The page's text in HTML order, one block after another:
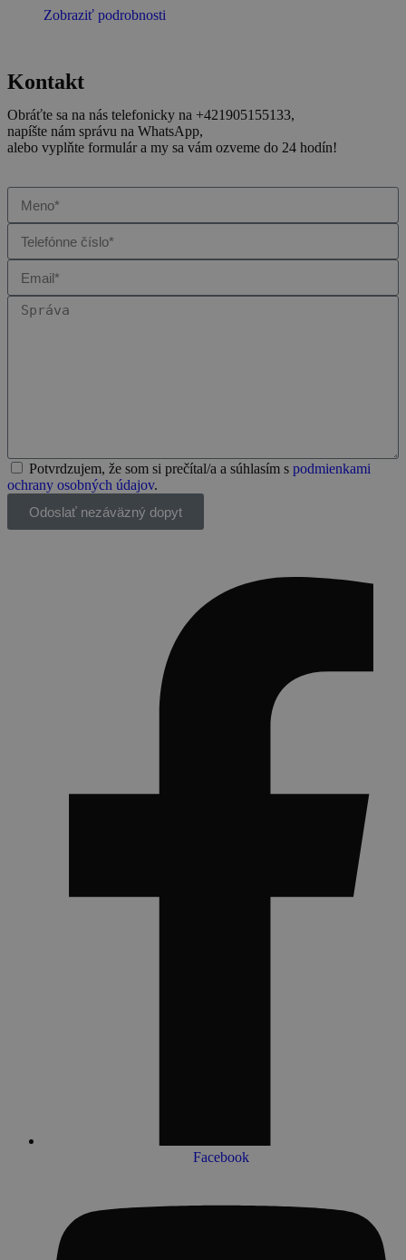
Zobraziť podrobnosti
Kontakt
Obráťte sa na nás telefonicky na +421905155133,
napíšte nám správu na WhatsApp,
alebo vyplňte formulár a my sa vám ozveme do 24 hodín!
Potvrdzujem, že som si prečítal/a a súhlasím s podmienkami
ochrany osobných údajov.
Odoslať nezáväzný dopyt
Facebook